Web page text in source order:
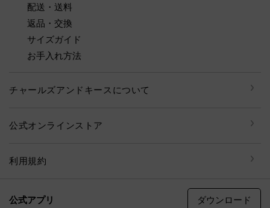
配送・送料
返品・交換
サイズガイド
お手入れ方法
チャールズアンドキースについて
公式オンラインストア
利用規約
公式アプリ ダウンロード